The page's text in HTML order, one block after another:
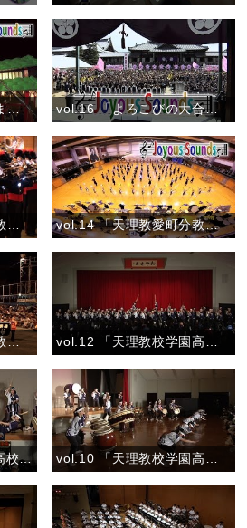
vol.17 「和太鼓ほんじま」『おやさとパレード』 vol.16 「よろこびの大合唱」『教祖御誕生讃歌』
vol.15 「天理教愛町分教会吹奏楽団」『2016マーチング全国大会 壮行会(マルチカメラ)』 vol.14 「天理教愛町分教会吹奏楽団」『2016マーチング全国大会 壮行会(ハイカメラ)』
vol.13 「天理教愛町分教会吹奏楽団おやさとパレード」『心の花を咲かせよう／バクパイプ演奏／天理教青年会会歌』 vol.12 「天理教校学園高校和太鼓部 親里」『あたってくだけろ／親里／鬨の声』
vol.11 「天理教校学園高校和太鼓部 親里」『族』